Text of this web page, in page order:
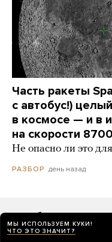
Часть ракеты
с автобус!)
в космосе — и в
на скорости
Не опасно ли это
РАЗБОР день назад
Как будет
на выборах в
МЫ ИСПОЛЬЗУЕМ КУКИ!
ЧТО ЭТО ЗНАЧИТ?